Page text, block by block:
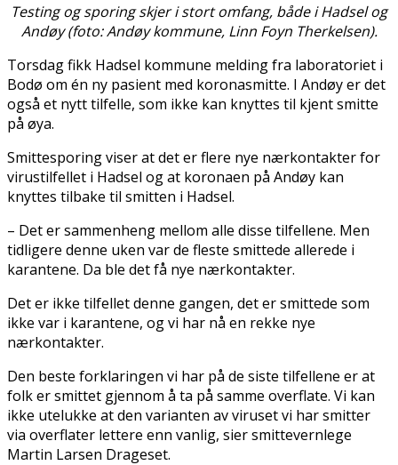
Testing og sporing skjer i stort omfang, både i Hadsel og
Andøy (foto: Andøy kommune, Linn Foyn Therkelsen).
Torsdag fikk Hadsel kommune melding fra laboratoriet i
Bodø om én ny pasient med koronasmitte. I Andøy er det
også et nytt tilfelle, som ikke kan knyttes til kjent smitte
på øya.
Smittesporing viser at det er flere nye nærkontakter for
virustilfellet i Hadsel og at koronaen på Andøy kan
knyttes tilbake til smitten i Hadsel.
– Det er sammenheng mellom alle disse tilfellene. Men
tidligere denne uken var de fleste smittede allerede i
karantene. Da ble det få nye nærkontakter.
Det er ikke tilfellet denne gangen, det er smittede som
ikke var i karantene, og vi har nå en rekke nye
nærkontakter.
Den beste forklaringen vi har på de siste tilfellene er at
folk er smittet gjennom å ta på samme overflate. Vi kan
ikke utelukke at den varianten av viruset vi har smitter
via overflater lettere enn vanlig, sier smittevernlege
Martin Larsen Drageset.